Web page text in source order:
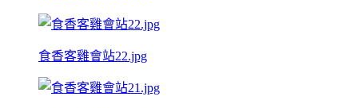
食香客雞會站22.jpg